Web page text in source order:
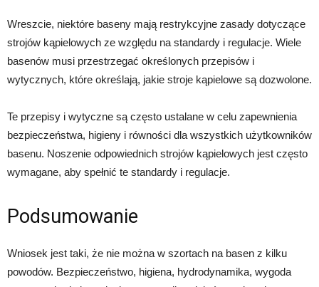
Wreszcie, niektóre baseny mają restrykcyjne zasady dotyczące
strojów kąpielowych ze względu na standardy i regulacje. Wiele
basenów musi przestrzegać określonych przepisów i
wytycznych, które określają, jakie stroje kąpielowe są dozwolone.
Te przepisy i wytyczne są często ustalane w celu zapewnienia
bezpieczeństwa, higieny i równości dla wszystkich użytkowników
basenu. Noszenie odpowiednich strojów kąpielowych jest często
wymagane, aby spełnić te standardy i regulacje.
Podsumowanie
Wniosek jest taki, że nie można w szortach na basen z kilku
powodów. Bezpieczeństwo, higiena, hydrodynamika, wygoda